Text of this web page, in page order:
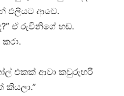
එලියට ආවෙ.
ඒ රුවිනිගේ හඬ.
එකක් ආවා කවුරුහරි